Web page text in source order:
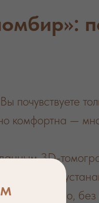
комфортна —
3D-
Имплант
быстро, без